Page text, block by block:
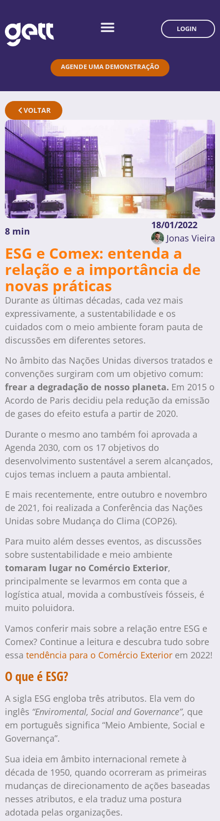
LOGIN
AGENDE UMA DEMONSTRAÇÃO
VOLTAR
8 min
18/01/2022
Jonas Vieira
ESG e Comex: entenda a
relação e a importância de
novas práticas
Durante as últimas décadas, cada vez mais
expressivamente, a sustentabilidade e os
cuidados com o meio ambiente foram pauta de
discussões em diferentes setores.
No âmbito das Nações Unidas diversos tratados e
convenções surgiram com um objetivo comum:
frear a degradação de nosso planeta. Em 2015 o
Acordo de Paris decidiu pela redução da emissão
de gases do efeito estufa a partir de 2020.
Durante o mesmo ano também foi aprovada a
Agenda 2030, com os 17 objetivos do
desenvolvimento sustentável a serem alcançados,
cujos temas incluem a pauta ambiental.
E mais recentemente, entre outubro e novembro
de 2021, foi realizada a Conferência das Nações
Unidas sobre Mudança do Clima (COP26).
Para muito além desses eventos, as discussões
sobre sustentabilidade e meio ambiente
tomaram lugar no Comércio Exterior,
principalmente se levarmos em conta que a
logística atual, movida a combustíveis fósseis, é
muito poluidora.
Vamos conferir mais sobre a relação entre ESG e
Comex? Continue a leitura e descubra tudo sobre
essa tendência para o Comércio Exterior em 2022!
O que é ESG?
A sigla ESG engloba três atributos. Ela vem do
inglês “Enviromental, Social and Governance”, que
em português significa “Meio Ambiente, Social e
Governança”.
Sua ideia em âmbito internacional remete à
década de 1950, quando ocorreram as primeiras
mudanças de direcionamento de ações baseadas
nesses atributos, e ela traduz uma postura
adotada pelas organizações.